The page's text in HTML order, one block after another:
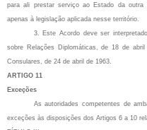
para ali prestar serviço ao Estado da outra
apenas à legislação aplicada nesse território.
3. Este Acordo deve ser
sobre Relações Diplomáticas, de 18 de
Consulares, de 24 de abril de 1963.
ARTIGO 11
Exceções
As autoridades competentes de
exceções às disposições dos Artigos 6 a 10